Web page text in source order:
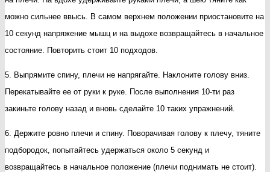
можно сильнее ввысь. В самом верхнем положении приостановите на
10 секунд напряжение мышц и на выдохе возвращайтесь в начальное
состояние. Повторить стоит 10 подходов.
5. Выпрямите спину, плечи не напрягайте. Наклоните голову вниз.
Перекатывайте ее от руки к руке. После выполнения 10-ти раз
закиньте голову назад и вновь сделайте 10 таких упражнений.
6. Держите ровно плечи и спину. Поворачивая голову к плечу, тяните
подбородок, попытайтесь удержаться около 5 секунд и
возвращайтесь в начальное положение (плечи поднимать не стоит).